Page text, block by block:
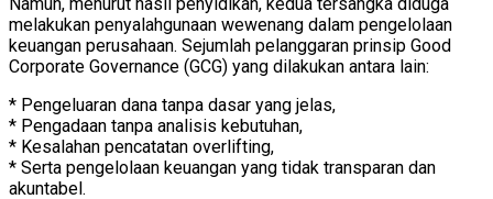
melakukan penyalahgunaan wewenang dalam pengelolaan
keuangan perusahaan. Sejumlah pelanggaran prinsip Good
Corporate Governance (GCG) yang dilakukan antara lain:
* Pengeluaran dana tanpa dasar yang jelas,
* Pengadaan tanpa analisis kebutuhan,
* Kesalahan pencatatan overlifting,
* Serta pengelolaan keuangan yang tidak transparan dan
akuntabel.